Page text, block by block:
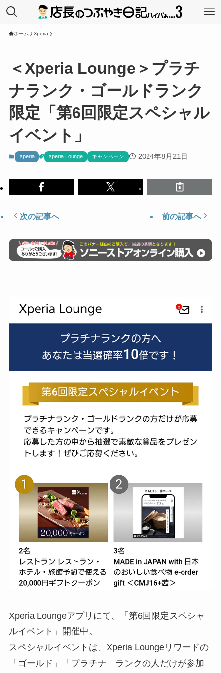
ホーム Xperia
＜Xperia Lounge＞プラチ
ナランク・ゴールドランク
限定「第6回限定スペシャル
イベント」
Xperia Xperia Lounge キャンペーン 2024年8月21日
次の記事へ 前の記事へ
Xperia Loungeアプリにて、「第6回限定スペシャ
ルイベント」開催中。
スペシャルイベントは、Xperia Loungeリワードの
「ゴールド」「プラチナ」ランクの人だけが参加